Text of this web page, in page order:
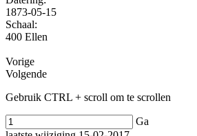
1873-05-15
Schaal:
400 Ellen
Vorige
Volgende
Gebruik CTRL + scroll om te scrollen
Ga